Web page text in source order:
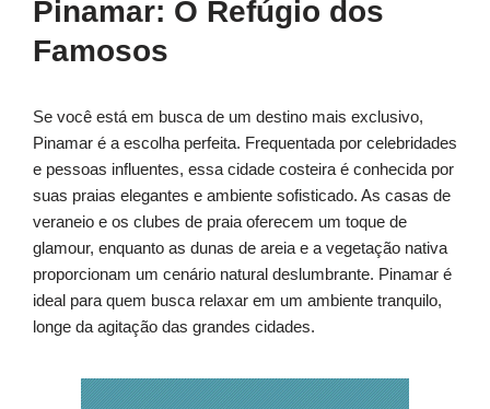
Pinamar: O Refúgio dos
Famosos
Se você está em busca de um destino mais exclusivo,
Pinamar é a escolha perfeita. Frequentada por celebridades
e pessoas influentes, essa cidade costeira é conhecida por
suas praias elegantes e ambiente sofisticado. As casas de
veraneio e os clubes de praia oferecem um toque de
glamour, enquanto as dunas de areia e a vegetação nativa
proporcionam um cenário natural deslumbrante. Pinamar é
ideal para quem busca relaxar em um ambiente tranquilo,
longe da agitação das grandes cidades.